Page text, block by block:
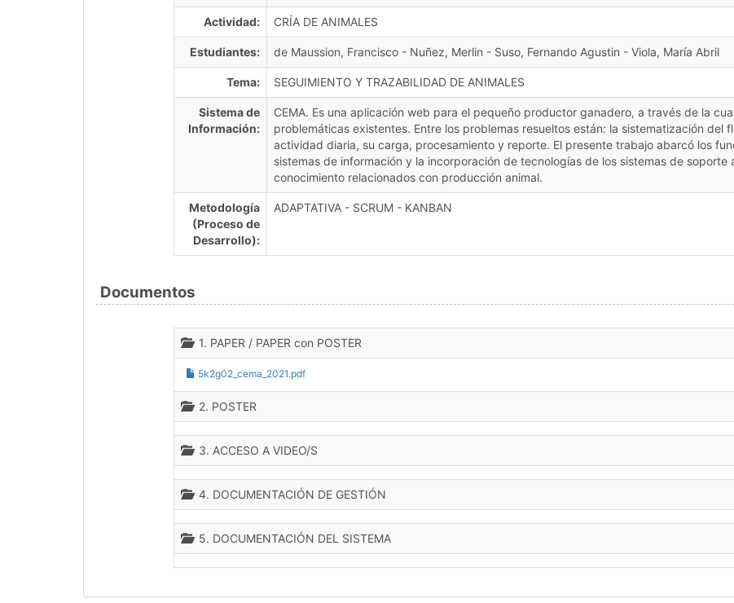
Actividad: CRÍA DE ANIMALES
Estudiantes: de Maussion, Francisco - Nuñez, Merlin - Suso, Fernando Agustin - Viola, María Abril
Tema: SEGUIMIENTO Y TRAZABILIDAD DE ANIMALES
Sistema de
Información:
CEMA. Es una aplicación web para el pequeño productor ganadero, a través de la
problemáticas existentes. Entre los problemas resueltos están: la sistematización del
actividad diaria, su carga, procesamiento y reporte. El presente trabajo abarcó los
sistemas de información y la incorporación de tecnologías de los sistemas de soporte
conocimiento relacionados con producción animal.
Metodología
(Proceso de
Desarrollo):
ADAPTATIVA - SCRUM - KANBAN
Documentos
1. PAPER / PAPER con POSTER
5k2g02_cema_2021.pdf
2. POSTER
3. ACCESO A VIDEO/S
4. DOCUMENTACIÓN DE GESTIÓN
5. DOCUMENTACIÓN DEL SISTEMA